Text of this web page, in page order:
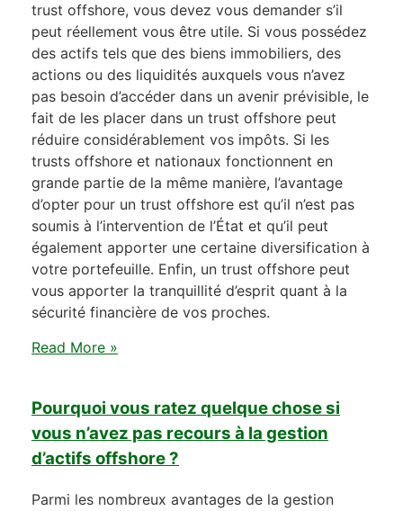
trust offshore, vous devez vous demander s’il
peut réellement vous être utile. Si vous possédez
des actifs tels que des biens immobiliers, des
actions ou des liquidités auxquels vous n’avez
pas besoin d’accéder dans un avenir prévisible, le
fait de les placer dans un trust offshore peut
réduire considérablement vos impôts. Si les
trusts offshore et nationaux fonctionnent en
grande partie de la même manière, l’avantage
d’opter pour un trust offshore est qu’il n’est pas
soumis à l’intervention de l’État et qu’il peut
également apporter une certaine diversification à
votre portefeuille. Enfin, un trust offshore peut
vous apporter la tranquillité d’esprit quant à la
sécurité financière de vos proches.
Read More »
Pourquoi vous ratez quelque chose si
vous n’avez pas recours à la gestion
d’actifs offshore ?
Parmi les nombreux avantages de la gestion